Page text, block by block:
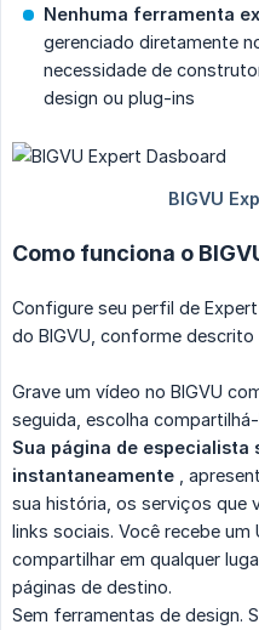
Nenhuma ferramenta
gerenciado diretamente
necessidade de
design ou plug-ins
Como funciona o
Configure seu perfil de
do BIGVU, conforme descrito
Grave um vídeo no BIGVU
seguida, escolha
Sua página de especialista
instantaneamente ,
sua história, os serviços que
links sociais. Você recebe um
compartilhar em qualquer
páginas de destino.
Sem ferramentas de design.